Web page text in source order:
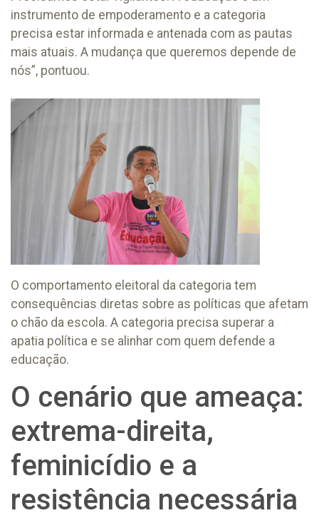
instrumento de empoderamento e a categoria
precisa estar informada e antenada com as pautas
mais atuais. A mudança que queremos depende de
nós”, pontuou.
O comportamento eleitoral da categoria tem
consequências diretas sobre as políticas que afetam
o chão da escola. A categoria precisa superar a
apatia política e se alinhar com quem defende a
educação.
O cenário que ameaça:
extrema-direita,
feminicídio e a
resistência necessária